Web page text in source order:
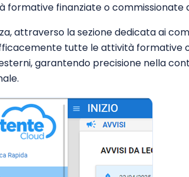
formative finanziate o commissionate
attraverso la sezione dedicata ai
tutte le attività formative
garantendo precisione nella